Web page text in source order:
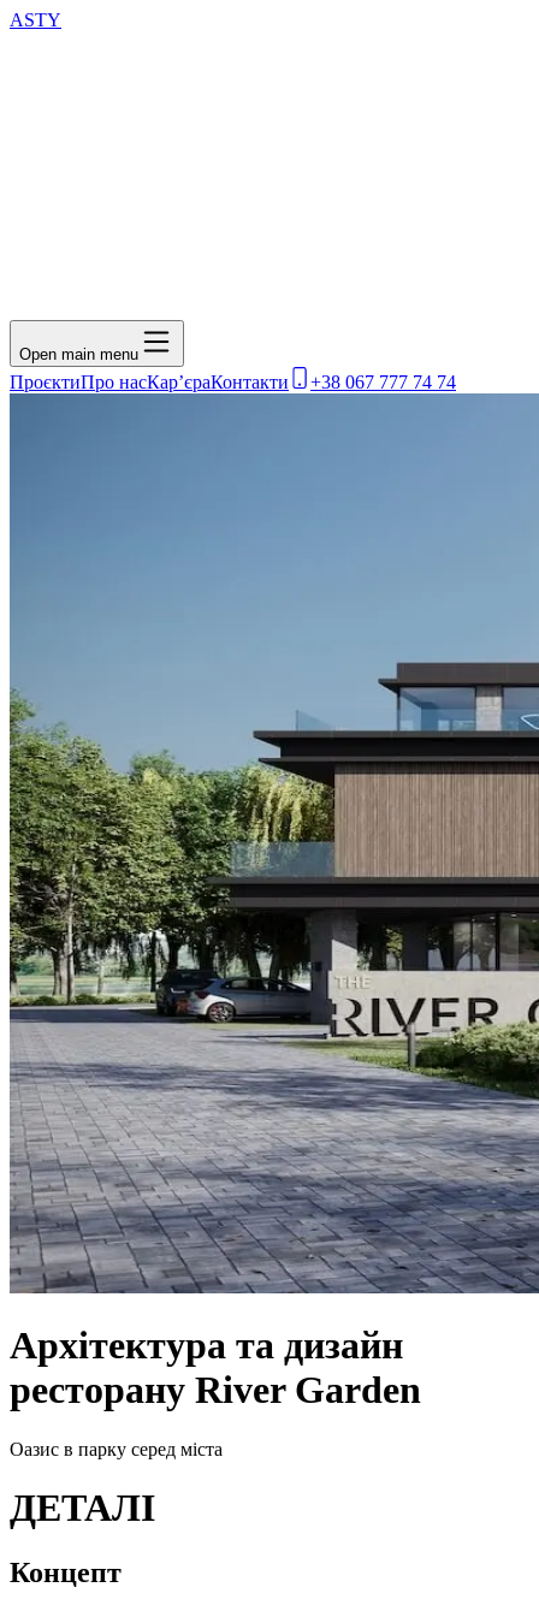
ASTY
Open main menu
ПроєктиПро насКар’єраКонтакти +38 067 777 74 74
Архітектура та дизайн
ресторану River Garden
Оазис в парку серед міста
ДЕТАЛІ
Концепт